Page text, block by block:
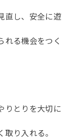
直し、安全に遊
れる機会をつく
りとりを大切に
り入れる。